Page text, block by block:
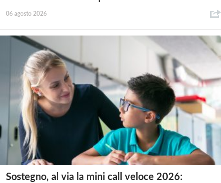
06 agosto 2026
Sostegno, al via la mini call veloce 2026: